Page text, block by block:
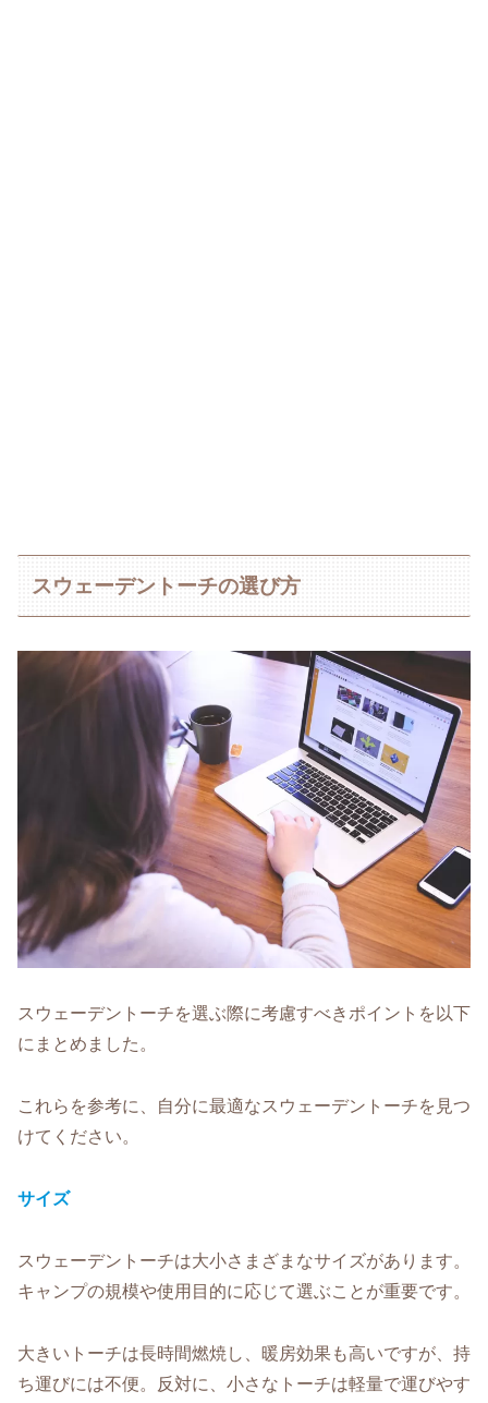
スウェーデントーチの選び方
スウェーデントーチを選ぶ際に考慮すべきポイントを以下
にまとめました。
これらを参考に、自分に最適なスウェーデントーチを見つ
けてください。
サイズ
スウェーデントーチは大小さまざまなサイズがあります。
キャンプの規模や使用目的に応じて選ぶことが重要です。
大きいトーチは長時間燃焼し、暖房効果も高いですが、持
ち運びには不便。反対に、小さなトーチは軽量で運びやす